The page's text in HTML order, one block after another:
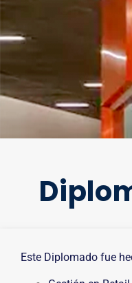
Este Diplomado fue